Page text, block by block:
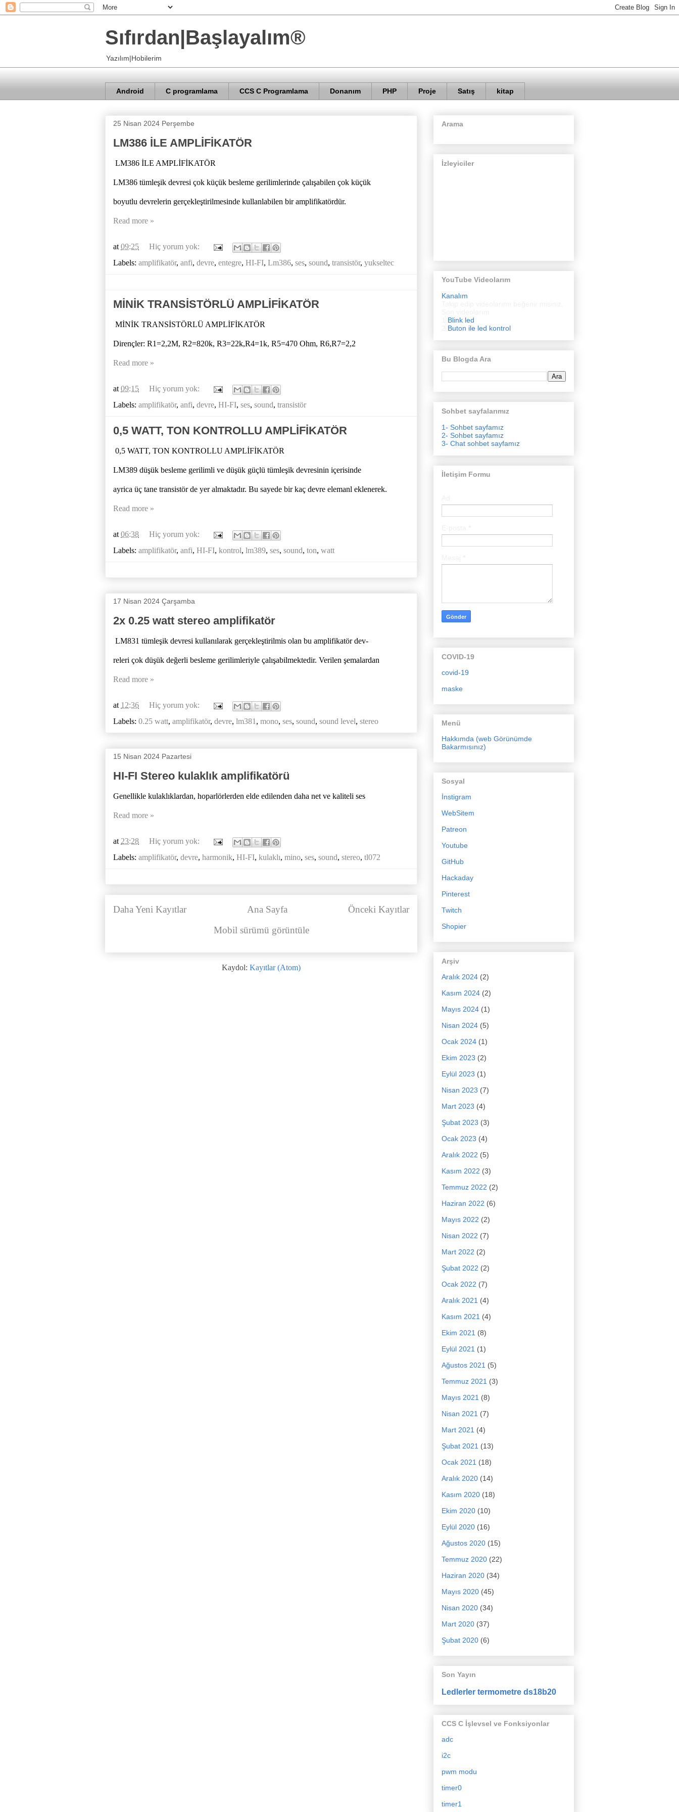
Sıfırdan|Başlayalım®
Yazılım|Hobilerim
Android C programlama CCS C Programlama Donanım PHP Proje Satış kitap
25 Nisan 2024 Perşembe
LM386 İLE AMPLİFİKATÖR
LM386 İLE AMPLİFİKATÖR
LM386 tümleşik devresi çok küçük besleme gerilimlerinde çalışabilen çok küçük
boyutlu devrelerin gerçekleştirilmesinde kullanlabilen bir amplifikatördür.
Read more »
at 09:25
Hiç yorum yok:
Labels: amplifikatör, anfi, devre, entegre, HI-FI, Lm386, ses, sound, transistör, yukseltec
MİNİK TRANSİSTÖRLÜ AMPLİFİKATÖR
MİNİK TRANSİSTÖRLÜ AMPLİFİKATÖR
Dirençler: R1=2,2M, R2=820k, R3=22k,R4=1k, R5=470 Ohm, R6,R7=2,2
Read more »
at 09:15
Hiç yorum yok:
Labels: amplifikatör, anfi, devre, HI-FI, ses, sound, transistör
0,5 WATT, TON KONTROLLU AMPLİFİKATÖR
0,5 WATT, TON KONTROLLU AMPLİFİKATÖR
LM389 düşük besleme gerilimli ve düşük güçlü tümleşik devresinin içerisinde
ayrica üç tane transistör de yer almaktadır. Bu sayede bir kaç devre elemanl eklenerek.
Read more »
at 06:38
Hiç yorum yok:
Labels: amplifikatör, anfi, HI-FI, kontrol, lm389, ses, sound, ton, watt
17 Nisan 2024 Çarşamba
2x 0.25 watt stereo amplifikatör
LM831 tümleşik devresi kullanılarak gerçekleştirilmis olan bu amplifikatör dev-
releri çok düşük değerli besleme gerilimleriyle çalışabilmektedir. Verilen şemalardan
Read more »
at 12:36
Hiç yorum yok:
Labels: 0.25 watt, amplifikatör, devre, lm381 , mono, ses, sound, sound level, stereo
15 Nisan 2024 Pazartesi
HI-FI Stereo kulaklık amplifikatörü
Genellikle kulaklıklardan, hoparlörlerden elde edilenden daha net ve kaliteli ses
Read more »
at 23:28
Hiç yorum yok:
Labels: amplifikatör, devre, harmonik, HI-FI, kulaklı, mino, ses, sound, stereo, tl072
Daha Yeni Kayıtlar Önceki Kayıtlar
Ana Sayfa
Mobil sürümü görüntüle
Kaydol: Kayıtlar (Atom)
Arama
İzleyiciler
YouTube Videolarım
Kanalım
Blink led
Buton ile led kontrol
Bu Blogda Ara
Sohbet sayfalarımız
1- Sohbet sayfamız
2- Sohbet sayfamız
3- Chat sohbet sayfamız
İletişim Formu
COVID-19
covid-19
maske
Menü
Hakkımda (web Görünümde
Bakarmısınız)
Sosyal
İnstigram
WebSitem
Patreon
Youtube
GitHub
Hackaday
Pinterest
Twitch
Shopier
Arşiv
Aralık 2024 (2)
Kasım 2024 (2)
Mayıs 2024 (1)
Nisan 2024 (5)
Ocak 2024 (1)
Ekim 2023 (2)
Eylül 2023 (1)
Nisan 2023 (7)
Mart 2023 (4)
Şubat 2023 (3)
Ocak 2023 (4)
Aralık 2022 (5)
Kasım 2022 (3)
Temmuz 2022 (2)
Haziran 2022 (6)
Mayıs 2022 (2)
Nisan 2022 (7)
Mart 2022 (2)
Şubat 2022 (2)
Ocak 2022 (7)
Aralık 2021 (4)
Kasım 2021 (4)
Ekim 2021 (8)
Eylül 2021 (1)
Ağustos 2021 (5)
Temmuz 2021 (3)
Mayıs 2021 (8)
Nisan 2021 (7)
Mart 2021 (4)
Şubat 2021 (13)
Ocak 2021 (18)
Aralık 2020 (14)
Kasım 2020 (18)
Ekim 2020 (10)
Eylül 2020 (16)
Ağustos 2020 (15)
Temmuz 2020 (22)
Haziran 2020 (34)
Mayıs 2020 (45)
Nisan 2020 (34)
Mart 2020 (37)
Şubat 2020 (6)
Son Yayın
Ledlerler termometre ds18b20
CCS C İşlevsel ve Fonksiyonlar
adc
i2c
pwm modu
timer0
timer1